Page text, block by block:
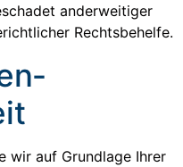
anderweitiger
Rechtsbehelfe.
wir auf Grundlage Ihrer